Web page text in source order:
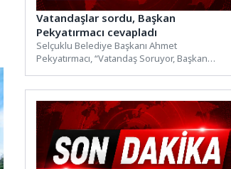
Vatandaşlar sordu, Başkan
Pekyatırmacı cevapladı
Selçuklu Belediye Başkanı Ahmet
Pekyatırmacı, “Vatandaş Soruyor, Başkan